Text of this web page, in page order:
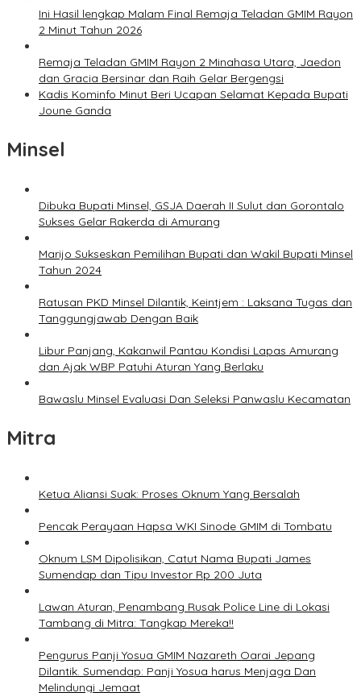
Ini Hasil lengkap Malam Final Remaja Teladan GMIM Rayon
2 Minut Tahun 2026
Remaja Teladan GMIM Rayon 2 Minahasa Utara, Jaedon
dan Gracia Bersinar dan Raih Gelar Bergengsi
Kadis Kominfo Minut Beri Ucapan Selamat Kepada Bupati
Joune Ganda
Minsel
Dibuka Bupati Minsel, GSJA Daerah II Sulut dan Gorontalo
Sukses Gelar Rakerda di Amurang
Marijo Sukseskan Pemilihan Bupati dan Wakil Bupati Minsel
Tahun 2024
Ratusan PKD Minsel Dilantik, Keintjem : Laksana Tugas dan
Tanggungjawab Dengan Baik
Libur Panjang, Kakanwil Pantau Kondisi Lapas Amurang
dan Ajak WBP Patuhi Aturan Yang Berlaku
Bawaslu Minsel Evaluasi Dan Seleksi Panwaslu Kecamatan
Mitra
Ketua Aliansi Suak: Proses Oknum Yang Bersalah
Pencak Perayaan Hapsa WKI Sinode GMIM di Tombatu
Oknum LSM Dipolisikan, Catut Nama Bupati James
Sumendap dan Tipu Investor Rp 200 Juta
Lawan Aturan, Penambang Rusak Police Line di Lokasi
Tambang di Mitra: Tangkap Mereka!!
Pengurus Panji Yosua GMIM Nazareth Oarai Jepang
Dilantik. Sumendap: Panji Yosua harus Menjaga Dan
Melindungi Jemaat